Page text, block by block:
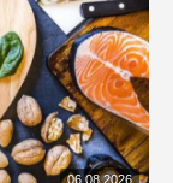
06.08.2026